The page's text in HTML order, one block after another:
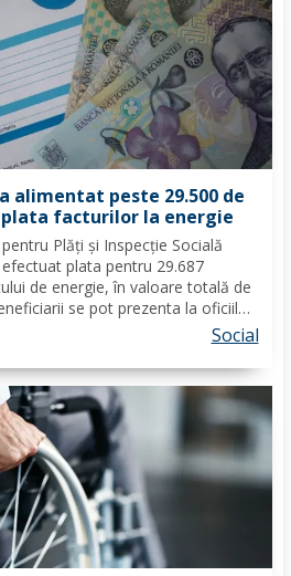
alimentat peste 29.500 de
facturilor la energie
Plăți și Inspecție Socială
plata pentru 29.687
de energie, în valoare totală de
se pot prezenta la oficiile
a utiliza suma la plata
Social